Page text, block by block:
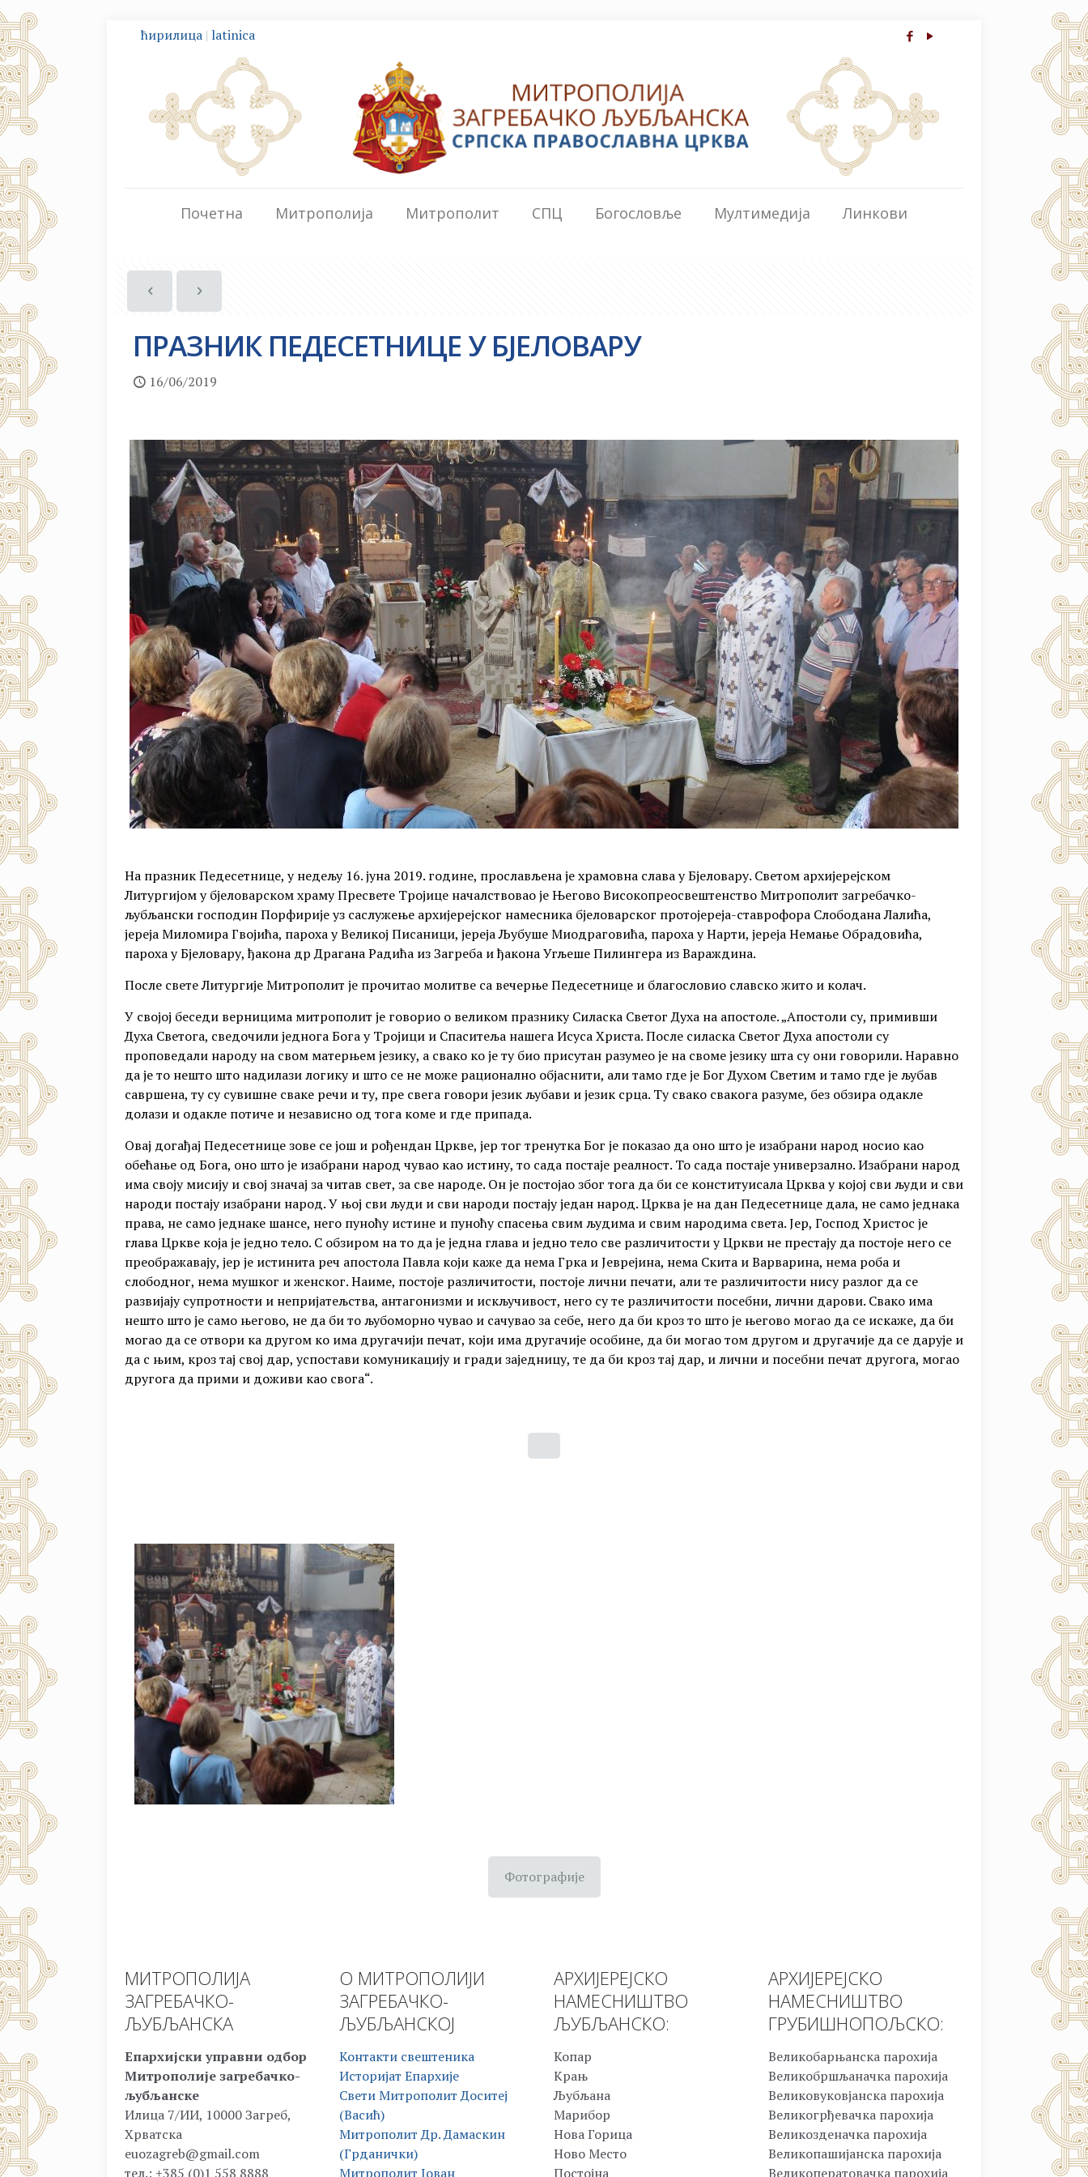
ћирилица | latinica
Почетна Митрополија Митрополит СПЦ Богословље Мултимедија Линкови
ПРАЗНИК ПЕДЕСЕТНИЦЕ У БЈЕЛОВАРУ
16/06/2019
На празник Педесетнице, у недељу 16. јуна 2019. године, прослављена је храмовна слава у Бјеловару. Светом архијерејском
Литургијом у бјеловарском храму Пресвете Тројице началствовао је Његово Високопреосвештенство Митрополит загребачко-
љубљански господин Порфирије уз саслужење архијерејског намесника бјеловарског протојереја-ставрофора Слободана Лалића,
јереја Миломира Гвојића, пароха у Великој Писаници, јереја Љубуше Миодраговића, пароха у Нарти, јереја Немање Обрадовића,
пароха у Бјеловару, ђакона др Драгана Радића из Загреба и ђакона Угљеше Пилингера из Вараждина.
После свете Литургије Митрополит је прочитао молитве са вечерње Педесетнице и благословио славско жито и колач.
У својој беседи верницима митрополит је говорио о великом празнику Силаска Светог Духа на апостоле. „Апостоли су, примивши
Духа Светога, сведочили једнога Бога у Тројици и Спаситеља нашега Исуса Христа. После силаска Светог Духа апостоли су
проповедали народу на свом матерњем језику, а свако ко је ту био присутан разумео је на своме језику шта су они говорили. Наравно
да је то нешто што надилази логику и што се не може рационално објаснити, али тамо где је Бог Духом Светим и тамо где је љубав
савршена, ту су сувишне сваке речи и ту, пре свега говори језик љубави и језик срца. Ту свако свакога разуме, без обзира одакле
долази и одакле потиче и независно од тога коме и где припада.
Овај догађај Педесетнице зове се још и рођендан Цркве, јер тог тренутка Бог је показао да оно што је изабрани народ носио као
обећање од Бога, оно што је изабрани народ чувао као истину, то сада постаје реалност. То сада постаје универзално. Изабрани народ
има своју мисију и свој значај за читав свет, за све народе. Он је постојао због тога да би се конституисала Црква у којој сви људи и сви
народи постају изабрани народ. У њој сви људи и сви народи постају један народ. Црква је на дан Педесетнице дала, не само једнака
права, не само једнаке шансе, него пуноћу истине и пуноћу спасења свим људима и свим народима света. Јер, Господ Христос је
глава Цркве која је једно тело. С обзиром на то да је једна глава и једно тело све различитости у Цркви не престају да постоје него се
преображавају, јер је истинита реч апостола Павла који каже да нема Грка и Јеврејина, нема Скита и Варварина, нема роба и
слободног, нема мушког и женског. Наиме, постоје различитости, постоје лични печати, али те различитости нису разлог да се
развијају супротности и непријатељства, антагонизми и искључивост, него су те различитости посебни, лични дарови. Свако има
нешто што је само његово, не да би то љубоморно чувао и сачувао за себе, него да би кроз то што је његово могао да се искаже, да би
могао да се отвори ка другом ко има другачији печат, који има другачије особине, да би могао том другом и другачије да се дарује и
да с њим, кроз тај свој дар, успостави комуникацију и гради заједницу, те да би кроз тај дар, и лични и посебни печат другога, могао
другога да прими и доживи као свога“.
Фотографије
МИТРОПОЛИЈА
ЗАГРЕБАЧКО-
ЉУБЉАНСКА
Епархијски управни одбор
Митрополије загребачко-
љубљанске
Илица 7/ИИ, 10000 Загреб,
Хрватска
euozagreb@gmail.com
тел.: +385 (0)1 558 8888
О МИТРОПОЛИЈИ
ЗАГРЕБАЧКО-
ЉУБЉАНСКОЈ
Контакти свештеника
Историјат Епархије
Свети Митрополит Доситеј
(Васић)
Митрополит Др. Дамаскин
(Грданички)
Митрополит Јован
АРХИЈЕРЕЈСКО
НАМЕСНИШТВО
ЉУБЉАНСКО:
Копар
Крањ
Љубљана
Марибор
Нова Горица
Ново Место
Постојна
АРХИЈЕРЕЈСКО
НАМЕСНИШТВО
ГРУБИШНОПОЉСКО:
Великобарњанска парохија
Великобршљаначка парохија
Великовуковјанска парохија
Великогрђевачка парохија
Великозденачка парохија
Великопашијанска парохија
Великоператовачка парохија